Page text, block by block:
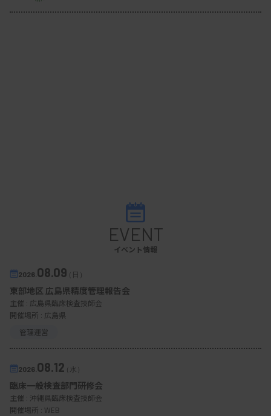
EVENT
イベント情報
2026. 08.09（日）
東部地区 広島県精度管理報告会
主催 : 広島県臨床検査技師会
開催場所 : 広島県
管理運営
2026. 08.12（水）
臨床一般検査部門研修会
主催 : 沖縄県臨床検査技師会
開催場所 : WEB